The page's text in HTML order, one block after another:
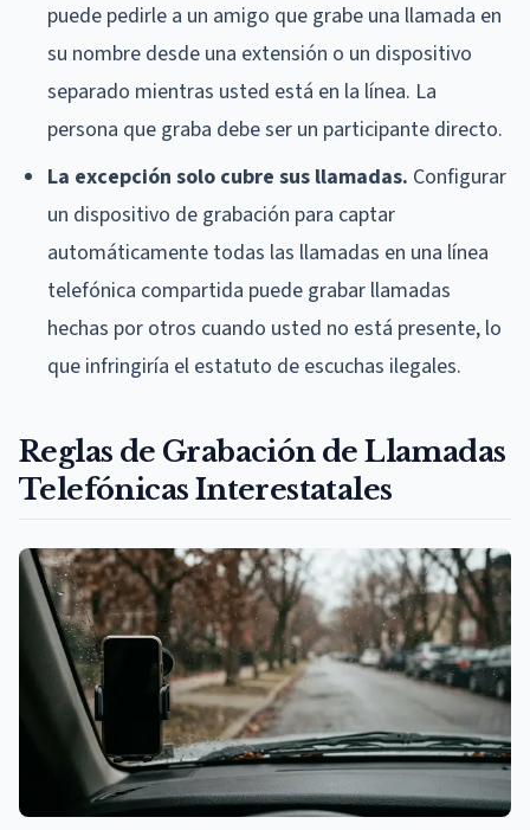
puede pedirle a un amigo que grabe una llamada en
su nombre desde una extensión o un dispositivo
separado mientras usted está en la línea. La
persona que graba debe ser un participante directo.
La excepción solo cubre sus llamadas. Configurar
un dispositivo de grabación para captar
automáticamente todas las llamadas en una línea
telefónica compartida puede grabar llamadas
hechas por otros cuando usted no está presente, lo
que infringiría el estatuto de escuchas ilegales.
Reglas de Grabación de Llamadas
Telefónicas Interestatales